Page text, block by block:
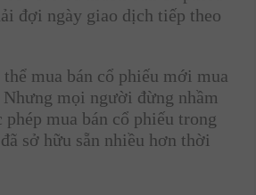
đợi ngày giao dịch tiếp theo
mua bán cổ phiếu mới mua
mọi người đừng nhầm
mua bán cổ phiếu trong
sở hữu sẵn nhiều hơn thời